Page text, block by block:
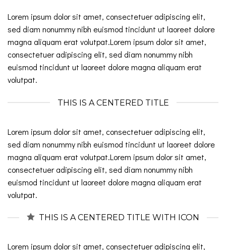
Lorem ipsum dolor sit amet, consectetuer adipiscing elit,
sed diam nonummy nibh euismod tincidunt ut laoreet dolore
magna aliquam erat volutpat.Lorem ipsum dolor sit amet,
consectetuer adipiscing elit, sed diam nonummy nibh
euismod tincidunt ut laoreet dolore magna aliquam erat
volutpat.
THIS IS A CENTERED TITLE
Lorem ipsum dolor sit amet, consectetuer adipiscing elit,
sed diam nonummy nibh euismod tincidunt ut laoreet dolore
magna aliquam erat volutpat.Lorem ipsum dolor sit amet,
consectetuer adipiscing elit, sed diam nonummy nibh
euismod tincidunt ut laoreet dolore magna aliquam erat
volutpat.
THIS IS A CENTERED TITLE WITH ICON
Lorem ipsum dolor sit amet, consectetuer adipiscing elit,